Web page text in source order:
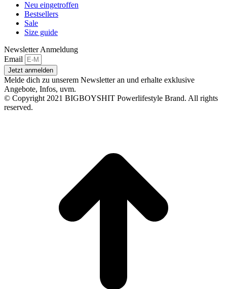
Neu eingetroffen
Bestsellers
Sale
Size guide
Newsletter Anmeldung
Email
Jetzt anmelden
Melde dich zu unserem Newsletter an und erhalte exklusive
Angebote, Infos, uvm.
© Copyright 2021 BIGBOYSHIT Powerlifestyle Brand. All rights
reserved.